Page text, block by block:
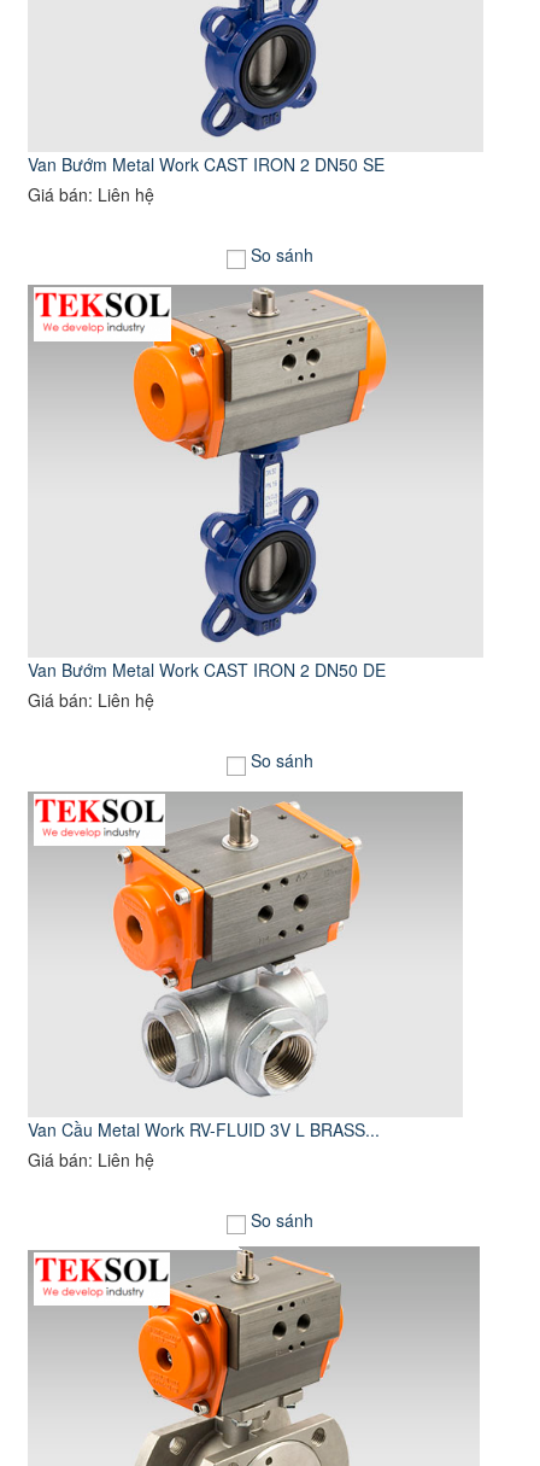
Van Bướm Metal Work CAST IRON 2 DN50 SE
Giá bán: Liên hệ
So sánh
Van Bướm Metal Work CAST IRON 2 DN50 DE
Giá bán: Liên hệ
So sánh
Van Cầu Metal Work RV-FLUID 3V L BRASS...
Giá bán: Liên hệ
So sánh